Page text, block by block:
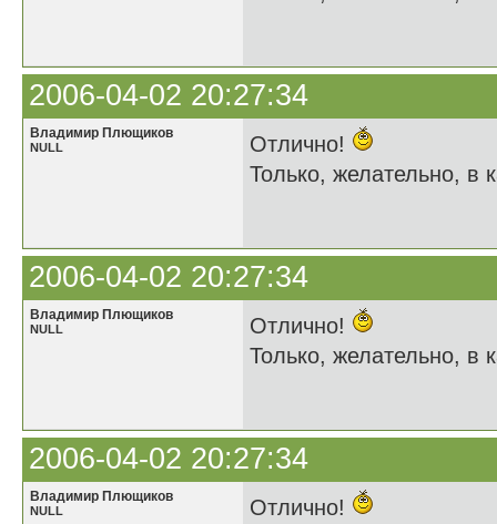
2006-04-02 20:27:34
Владимир Плющиков
NULL
Отлично!
Только, желательно, в
2006-04-02 20:27:34
Владимир Плющиков
NULL
Отлично!
Только, желательно, в
2006-04-02 20:27:34
Владимир Плющиков
NULL
Отлично!